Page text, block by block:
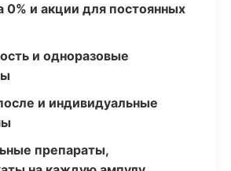
0% и акции для постоянных
и одноразовые
и индивидуальные
препараты,